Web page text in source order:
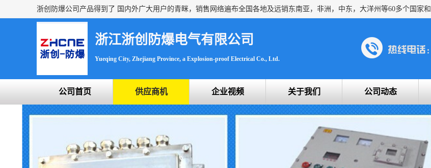
浙江浙创防爆电气有限公司
Yueqing City, Zhejiang Province, a Explosion-proof Electrical Co., Ltd.
公司首页 供应商机 企业视频 关于我们 公司动态